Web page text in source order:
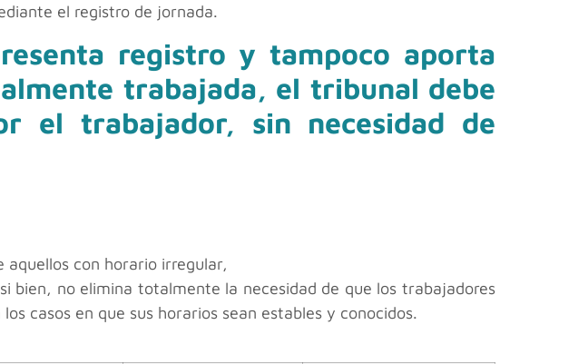
el registro de jornada.
registro y tampoco aporta
trabajada, el tribunal debe
el trabajador, sin necesidad de
con horario irregular,
bien, no elimina totalmente la necesidad de que los trabajadores
casos en que sus horarios sean estables y conocidos.